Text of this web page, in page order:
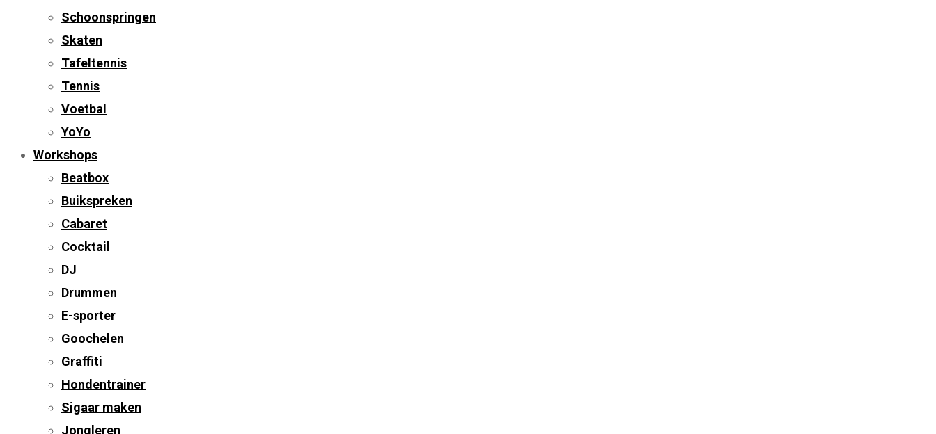
Schoonspringen
Skaten
Tafeltennis
Tennis
Voetbal
YoYo
Workshops
Beatbox
Buikspreken
Cabaret
Cocktail
DJ
Drummen
E-sporter
Goochelen
Graffiti
Hondentrainer
Sigaar maken
Jongleren